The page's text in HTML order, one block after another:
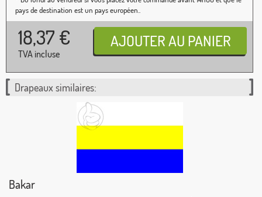
pays de destination est un pays européen..
18,37 €
TVA incluse
Drapeaux similaires:
Bakar